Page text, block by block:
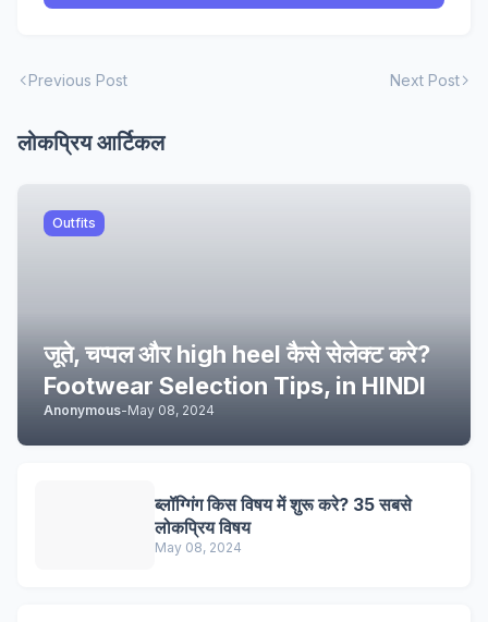
Previous Post Next Post
लोकप्रिय आर्टिकल
Outfits
जूते, चप्पल और high heel कैसे सेलेक्ट करे?
Footwear Selection Tips, in HINDI
Anonymous-May 08, 2024
ब्लॉग्गिंग किस विषय में शुरू करे? 35 सबसे
लोकप्रिय विषय
May 08, 2024